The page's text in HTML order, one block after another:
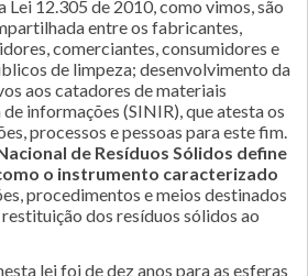
12.305 de 2010, como vimos, são
entre os fabricantes,
comerciantes, consumidores e
de limpeza; desenvolvimento da
aos catadores de materiais
informações (SINIR), que atesta os
processos e pessoas para este fim.
de Resíduos Sólidos define
o instrumento caracterizado
procedimentos e meios destinados
dos resíduos sólidos ao
lei foi de dez anos para as esferas